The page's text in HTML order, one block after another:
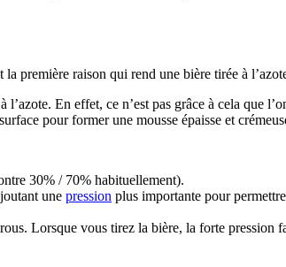
première raison qui rend une bière tirée à
En effet, ce n’est pas grâce à cela que
pour former une mousse épaisse et
30% / 70% habituellement).
une pression plus importante pour
Lorsque vous tirez la bière, la forte